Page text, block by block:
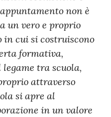
non è
un vero e proprio
in cui si costruiscono
formativa,
tra scuola,
attraverso
si apre al
in un valore